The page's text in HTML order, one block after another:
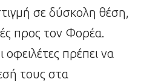
σε δύσκολη θέση,
προς τον Φορέα.
οφειλέτες πρέπει να
τους στα